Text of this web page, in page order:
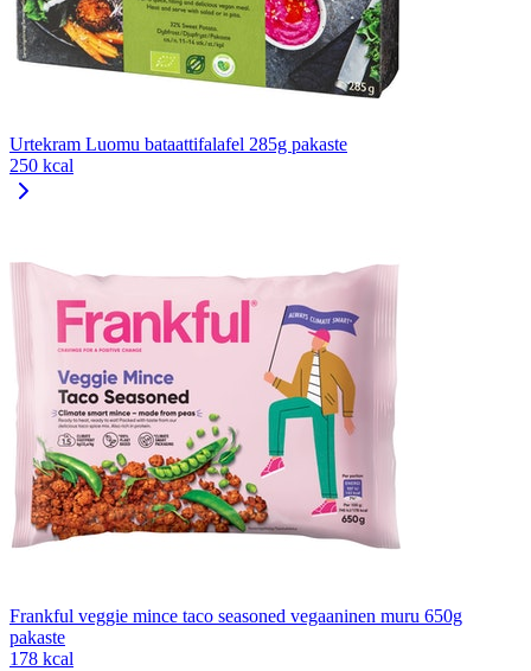
Urtekram Luomu bataattifalafel 285g pakaste
250 kcal
Frankful veggie mince taco seasoned vegaaninen muru 650g
pakaste
178 kcal